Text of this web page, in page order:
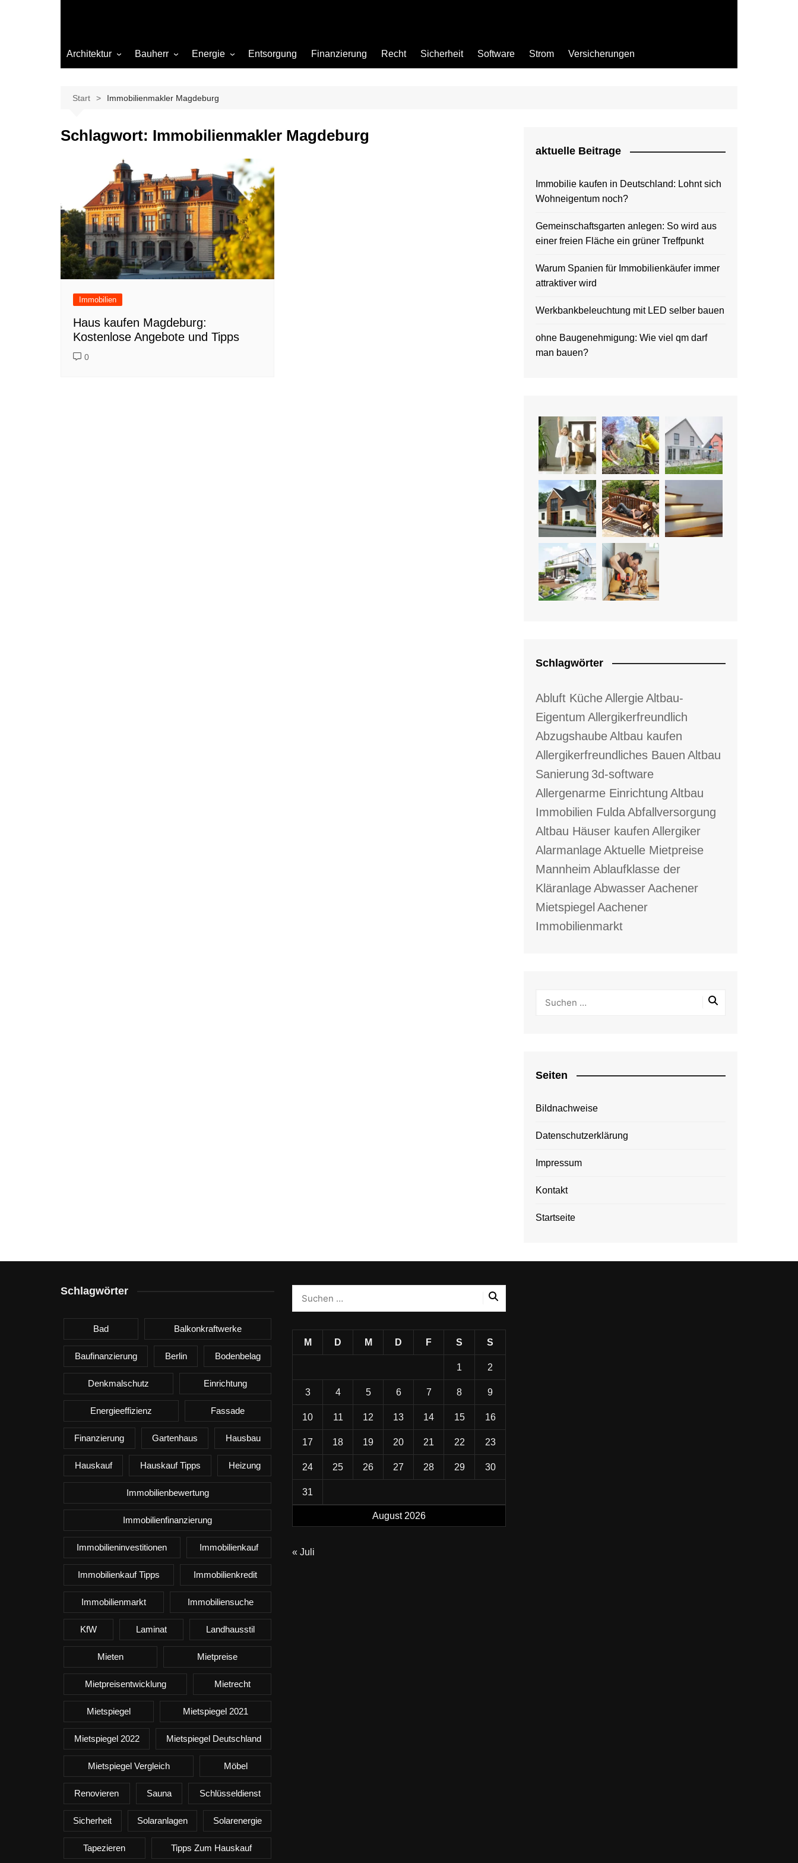
Architektur Bauherr
Beleuchtung
Büro
Küche
Materialien
Renovierung
Sanierung
Hygiene
Energie
Gas
Entsorgung Finanzierung Recht Sicherheit Software Strom Versicherungen
Start Immobilienmakler Magdeburg
Schlagwort: Immobilienmakler Magdeburg
Immobilien
Haus kaufen Magdeburg:
Kostenlose Angebote und Tipps
0
aktuelle Beitrage
Immobilie kaufen in Deutschland: Lohnt sich
Wohneigentum noch?
Gemeinschaftsgarten anlegen: So wird aus
einer freien Fläche ein grüner Treffpunkt
Warum Spanien für Immobilienkäufer immer
attraktiver wird
Werkbankbeleuchtung mit LED selber bauen
ohne Baugenehmigung: Wie viel qm darf
man bauen?
Schlagwörter
Abluft KücheAllergieAltbau-
Eigentum Allergikerfreundlich
AbzugshaubeAltbau kaufen
Allergikerfreundliches Bauen Altbau
Sanierung 3d-software
Allergenarme Einrichtung Altbau
Immobilien FuldaAbfallversorgung
Altbau Häuser kaufen Allergiker
AlarmanlageAktuelle Mietpreise
Mannheim Ablaufklasse der
KläranlageAbwasserAachener
Mietspiegel Aachener
Immobilienmarkt
Seiten
Bildnachweise
Datenschutzerklärung
Impressum
Kontakt
Startseite
Schlagwörter
Bad Balkonkraftwerke
Baufinanzierung Berlin Bodenbelag
Denkmalschutz Einrichtung
Energieeffizienz Fassade
Finanzierung Gartenhaus Hausbau
Hauskauf Hauskauf Tipps Heizung
Immobilienbewertung
Immobilienfinanzierung
Immobilieninvestitionen Immobilienkauf
Immobilienkauf Tipps Immobilienkredit
Immobilienmarkt Immobiliensuche
KfW Laminat Landhausstil
Mieten Mietpreise
Mietpreisentwicklung Mietrecht
Mietspiegel Mietspiegel 2021
Mietspiegel 2022 Mietspiegel Deutschland
Mietspiegel Vergleich Möbel
Renovieren Sauna Schlüsseldienst
Sicherheit Solaranlagen Solarenergie
Tapezieren Tipps Zum Hauskauf
August 2026
M D M D F S S
1 2
3 4 5 6 7 8 9
10 11 12 13 14 15 16
17 18 19 20 21 22 23
24 25 26 27 28 29 30
31
« Juli